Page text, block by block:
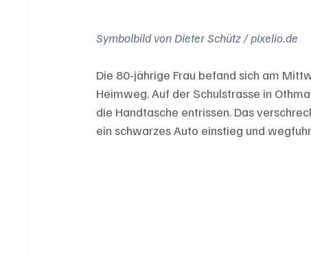
Symbolbild von Dieter Schütz / pixelio.de
Die 80-jährige Frau befand sich am
Heimweg. Auf der Schulstrasse in
die Handtasche entrissen. Das
ein schwarzes Auto einstieg und